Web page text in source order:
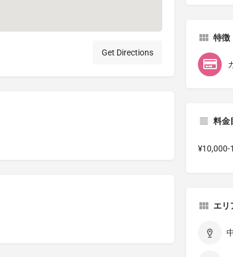
Get Directions
特徴
料金
¥10,000-
エリ